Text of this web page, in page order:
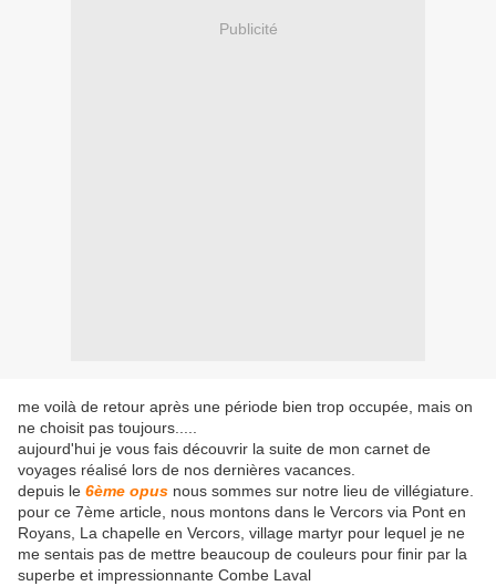
Publicité
me voilà de retour après une période bien trop occupée, mais on
ne choisit pas toujours.....
aujourd'hui je vous fais découvrir la suite de mon carnet de
voyages réalisé lors de nos dernières vacances.
depuis le 6ème opus nous sommes sur notre lieu de villégiature.
pour ce 7ème article, nous montons dans le Vercors via Pont en
Royans, La chapelle en Vercors, village martyr pour lequel je ne
me sentais pas de mettre beaucoup de couleurs pour finir par la
superbe et impressionnante Combe Laval